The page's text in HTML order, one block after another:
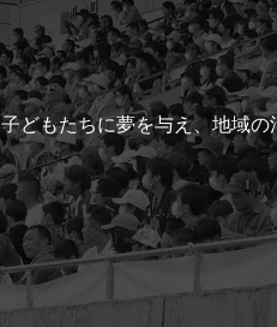
どもたちに夢を与え、地域